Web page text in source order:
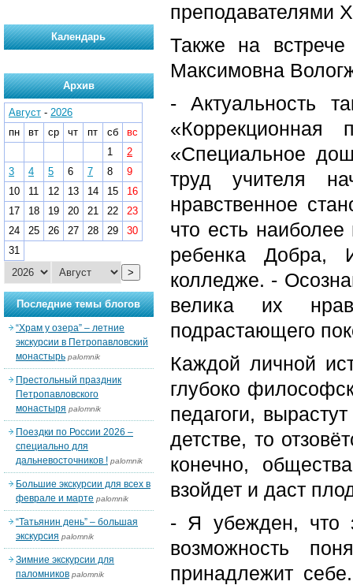
преподавателями
Также на
Максимовна
- Актуальность
«Коррекционная
«Специальное
труд учителя
нравственное
что есть
ребенка Добра,
колледже. -
велика их
подрастающего
Каждой личной
глубоко
педагоги,
детстве, то
конечно,
взойдет и даст
- Я убежден, что
возможность
принадлежит
Календарь
Архив
Август - 2026
пн
вт ср чт пт сб
вс
1
2
3
4 5 6 7 8
9
10
11 12 13 14 15
16
17
18 19 20 21 22
23
24
25 26 27 28 29
30
31
>
Последние темы блогов
“Храм у озера” – летние
экскурсии в Петропавловский
монастырь palomnik
Престольный праздник
Петропавловского
монастыря palomnik
Поездки по России 2026 –
специально для
дальневосточников ! palomnik
Большие экскурсии для всех в
феврале и марте palomnik
“Татьянин день” – большая
экскурсия palomnik
Зимние экскурсии для
паломников palomnik